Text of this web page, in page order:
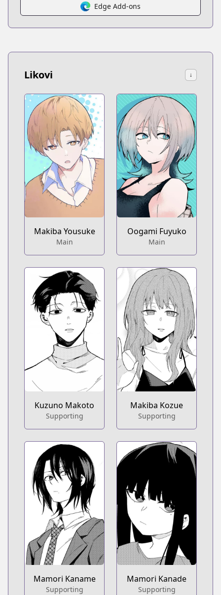
Edge Add-ons
Likovi ↓
Makiba Yousuke
Main
Oogami Fuyuko
Main
Kuzuno Makoto
Supporting
Makiba Kozue
Supporting
Mamori Kaname
Supporting
Mamori Kanade
Supporting